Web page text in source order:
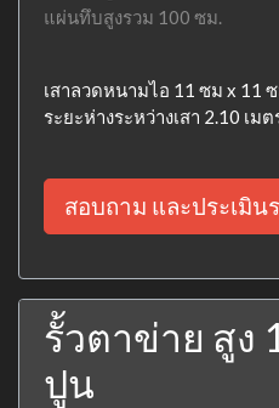
แผ่นทึบสูงรวม 100 ซม.
เสาลวดหนามไอ 11 ซม x 11
ระยะห่างระหว่างเสา 2.10 เ
สอบถาม และประเมิน
รั้วตาข่าย สูง
ปูน